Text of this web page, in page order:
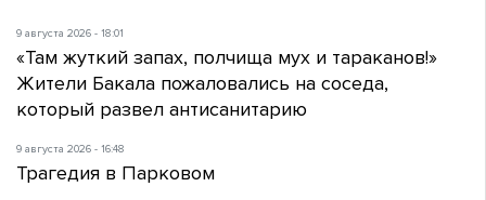
9 августа 2026 - 18:01
«Там жуткий запах, полчища мух и тараканов!»
Жители Бакала пожаловались на соседа,
который развел антисанитарию
9 августа 2026 - 16:48
Трагедия в Парковом